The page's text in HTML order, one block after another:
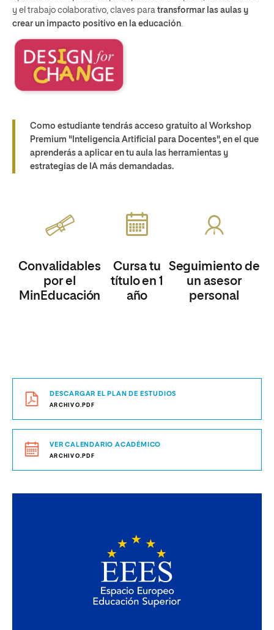
y el trabajo colaborativo, claves para transformar las aulas y
crear un impacto positivo en la educación.
Como estudiante tendrás acceso gratuito al Workshop
Premium "Inteligencia Artificial para Docentes", en el que
aprenderás a aplicar en tu aula las herramientas y
estrategias de IA más demandadas.
Convalidables
por el
MinEducación
Cursa tu
título en 1
año
Seguimiento de
un asesor
personal
DESCARGAR EL PLAN DE ESTUDIOS
ARCHIVO.PDF
VER CALENDARIO ACADÉMICO
ARCHIVO.PDF